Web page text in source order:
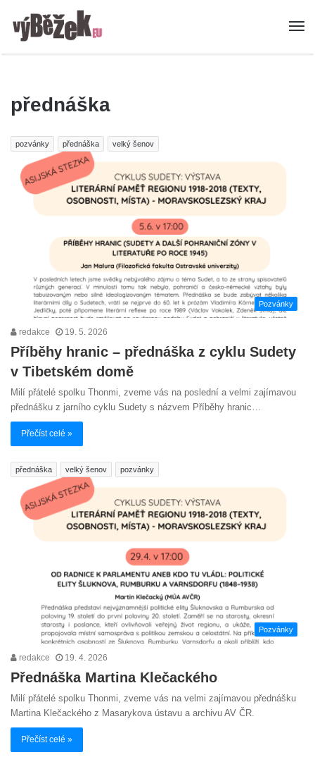
přednáška
pozvánky přednáška velký šenov
Pozvánky
redakce 19. 5. 2026
Příběhy hranic – přednáška z cyklu Sudety
v Tibetském domě
Milí přátelé spolku Thonmi, zveme vás na poslední a velmi zajímavou
přednášku z jarního cyklu Sudety s názvem Příběhy hranic…
Přečíst celé »
přednáška velký šenov pozvánky
Pozvánky
redakce 19. 4. 2026
Přednáška Martina Klečackého
Milí přátelé spolku Thonmi, zveme vás na velmi zajímavou přednášku
Martina Klečackého z Masarykova ústavu a archivu AV ČR.
Přečíst celé »